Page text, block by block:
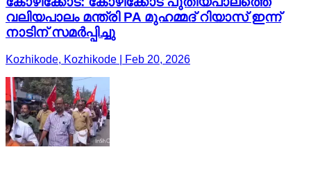
വലിയപാലം മന്ത്രി PA മുഹമ്മദ് റിയാസ് ഇന്ന്
നാടിന് സമർപ്പിച്ചു
Kozhikode, Kozhikode | Feb 20, 2026